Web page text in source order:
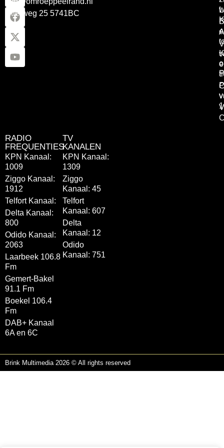
Otterweg 25 5741BC
RADIO
FREQUENTIES
KPN Kanaal:
1009
Ziggo Kanaal:
1912
Telfort Kanaal:
Delta Kanaal:
800
Odido Kanaal:
2063
Laarbeek 106.8
Fm
Gemert-Bakel
91.1 Fm
Boekel 106.4
Fm
DAB+ Kanaal
6A en 6C
TV
KANALEN
KPN Kanaal:
1309
Ziggo
Kanaal: 45
Telfort
Kanaal: 607
Delta
Kanaal: 12
Odido
Kanaal: 751
Brink Multimedia 2026 © All rights reserved